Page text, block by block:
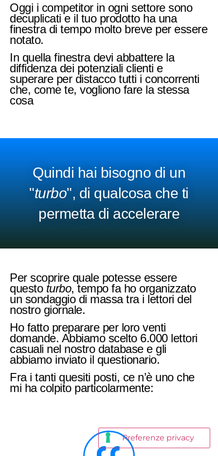
Oggi i competitor in ogni settore sono
decuplicati e il tuo prodotto ha una
finestra di tempo molto breve per essere
notato.
In quella finestra devi abbattere la
diffidenza dei potenziali clienti e
superare per distacco tutti i concorrenti
che, come te, vogliono fare la stessa
cosa
Quindi hai bisogno di un
"turbo", di qualcosa che ti
permetta di accelerare
Per scoprire quale potesse essere
questo turbo, tempo fa ho organizzato
un sondaggio di massa tra i lettori del
nostro giornale.
Ho fatto preparare per loro venti
domande. Abbiamo scelto 6.000 lettori
casuali nel nostro database e gli
abbiamo inviato il questionario.
Fra i tanti quesiti posti, ce n’è uno che
mi ha colpito particolarmente: